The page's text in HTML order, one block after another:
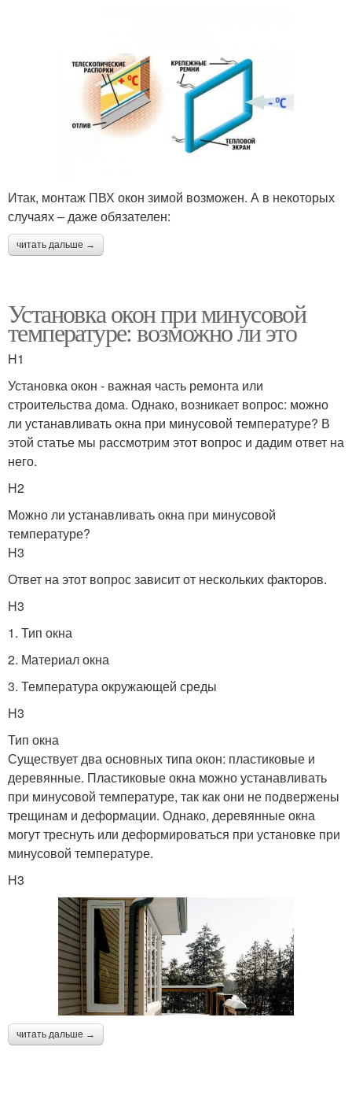
Итак, монтаж ПВХ окон зимой возможен. А в некоторых
случаях – даже обязателен:
читать дальше →
Установка окон при минусовой
температуре: возможно ли это
H1
Установка окон - важная часть ремонта или
строительства дома. Однако, возникает вопрос: можно
ли устанавливать окна при минусовой температуре? В
этой статье мы рассмотрим этот вопрос и дадим ответ на
него.
H2
Можно ли устанавливать окна при минусовой
температуре?
H3
Ответ на этот вопрос зависит от нескольких факторов.
H3
1. Тип окна
2. Материал окна
3. Температура окружающей среды
H3
Тип окна
Существует два основных типа окон: пластиковые и
деревянные. Пластиковые окна можно устанавливать
при минусовой температуре, так как они не подвержены
трещинам и деформации. Однако, деревянные окна
могут треснуть или деформироваться при установке при
минусовой температуре.
H3
читать дальше →